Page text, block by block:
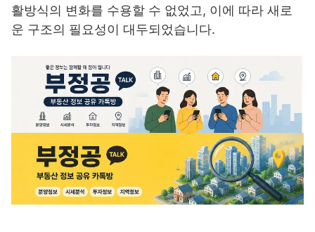
활방식의 변화를 수용할 수 없었고, 이에 따라 새로
운 구조의 필요성이 대두되었습니다.